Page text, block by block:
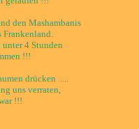
den Mashambanis
Frankenland.
4 Stunden
!!!
drücken ....
uns verraten,
!!!